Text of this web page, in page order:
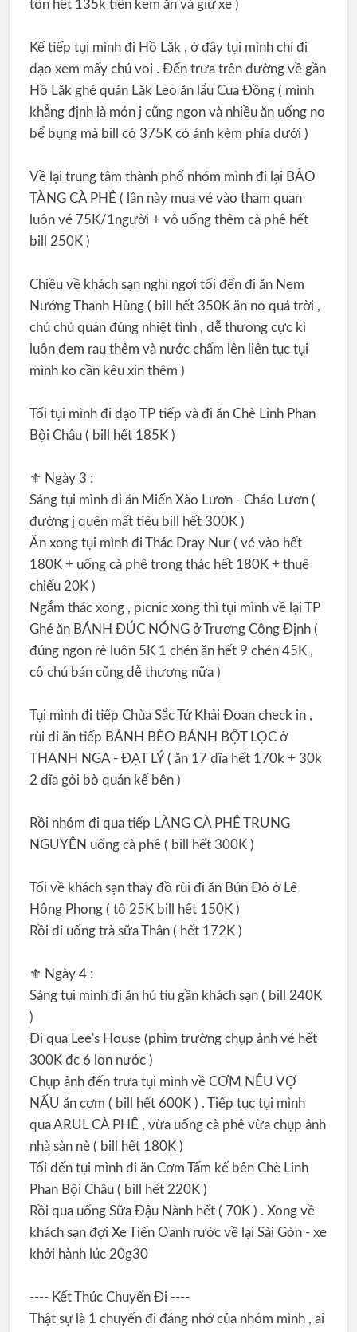
tốn hết 135k tiền kem ăn và giữ xe )
Kế tiếp tụi mình đi Hồ Lăk , ở đây tụi mình chỉ đi
dạo xem mấy chú voi . Đến trưa trên đường về gần
Hồ Lăk ghé quán Lăk Leo ăn lẩu Cua Đồng ( mình
khẳng định là món j cũng ngon và nhiều ăn uống no
bể bụng mà bill có 375K có ảnh kèm phía dưới )
Về lại trung tâm thành phố nhóm mình đi lại BẢO
TÀNG CÀ PHÊ ( lần này mua vé vào tham quan
luôn vé 75K/1người + vô uống thêm cà phê hết
bill 250K )
Chiều về khách sạn nghỉ ngơi tối đến đi ăn Nem
Nướng Thanh Hùng ( bill hết 350K ăn no quá trời ,
chú chủ quán đúng nhiệt tình , dễ thương cực kì
luôn đem rau thêm và nước chấm lên liên tục tụi
mình ko cần kêu xin thêm )
Tối tụi mình đi dạo TP tiếp và đi ăn Chè Linh Phan
Bội Châu ( bill hết 185K )
⚜️ Ngày 3 :
Sáng tụi mình đi ăn Miến Xào Lươn - Cháo Lươn (
đường j quên mất tiêu bill hết 300K )
Ăn xong tụi mình đi Thác Dray Nur ( vé vào hết
180K + uống cà phê trong thác hết 180K + thuê
chiếu 20K )
Ngắm thác xong , picnic xong thì tụi mình về lại TP
Ghé ăn BÁNH ĐÚC NÓNG ở Trương Công Định (
đúng ngon rẻ luôn 5K 1 chén ăn hết 9 chén 45K ,
cô chú bán cũng dễ thương nữa )
Tụi mình đi tiếp Chùa Sắc Tứ Khải Đoan check in ,
rùi đi ăn tiếp BÁNH BÈO BÁNH BỘT LỌC ở
THANH NGA - ĐẠT LÝ ( ăn 17 dĩa hết 170k + 30k
2 dĩa gỏi bò quán kế bên )
Rồi nhóm đi qua tiếp LÀNG CÀ PHÊ TRUNG
NGUYÊN uống cà phê ( bill hết 300K )
Tối về khách sạn thay đồ rùi đi ăn Bún Đỏ ở Lê
Hồng Phong ( tô 25K bill hết 150K )
Rồi đi uống trà sữa Thân ( hết 172K )
⚜️ Ngày 4 :
Sáng tụi mình đi ăn hủ tíu gần khách sạn ( bill 240K
)
Đi qua Lee's House (phim trường chụp ảnh vé hết
300K đc 6 lon nước )
Chụp ảnh đến trưa tụi mình về CƠM NÊU VỢ
NẤU ăn cơm ( bill hết 600K ) . Tiếp tục tụi mình
qua ARUL CÀ PHÊ , vừa uống cà phê vừa chụp ảnh
nhà sàn nè ( bill hết 180K )
Tối đến tụi mình đi ăn Cơm Tấm kế bên Chè Linh
Phan Bội Châu ( bill hết 220K )
Rồi qua uống Sữa Đậu Nành hết ( 70K ) . Xong về
khách sạn đợi Xe Tiến Oanh rước về lại Sài Gòn - xe
khởi hành lúc 20g30
---- Kết Thúc Chuyến Đi ----
Thật sự là 1 chuyến đi đáng nhớ của nhóm mình , ai